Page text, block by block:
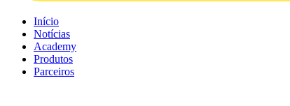
Início
Notícias
Academy
Produtos
Parceiros